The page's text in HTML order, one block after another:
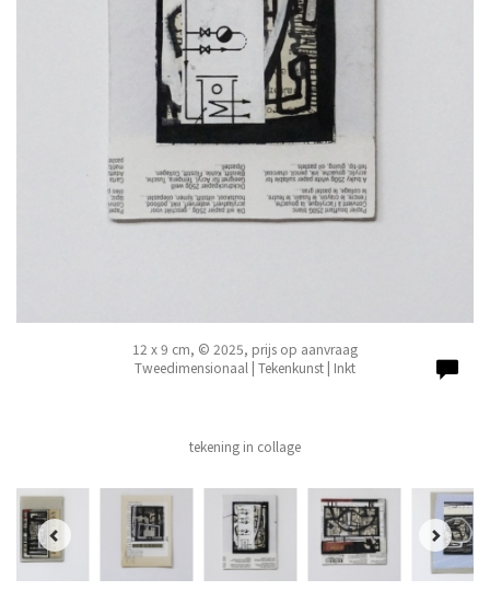
12 x 9 cm, © 2025, prijs op aanvraag
Tweedimensionaal | Tekenkunst | Inkt
tekening in collage